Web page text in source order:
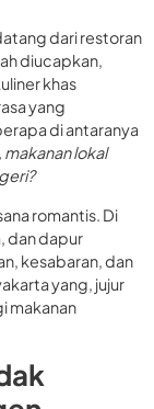
dari restoran
diucapkan,
khas
yang
di antaranya
makanan lokal
romantis. Di
dan dapur
kesabaran, dan
yang, jujur
makanan